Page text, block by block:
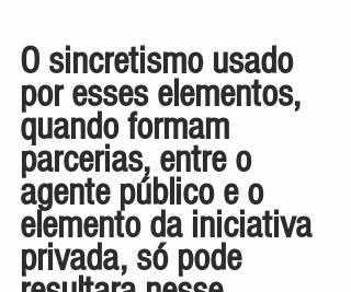
O sincretismo usado
por esses elementos,
quando formam
parcerias, entre o
agente público e o
elemento da iniciativa
privada, só pode